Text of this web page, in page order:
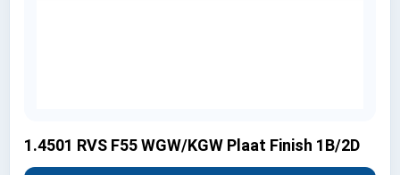
1.4501 RVS F55 WGW/KGW Plaat Finish 1B/2D